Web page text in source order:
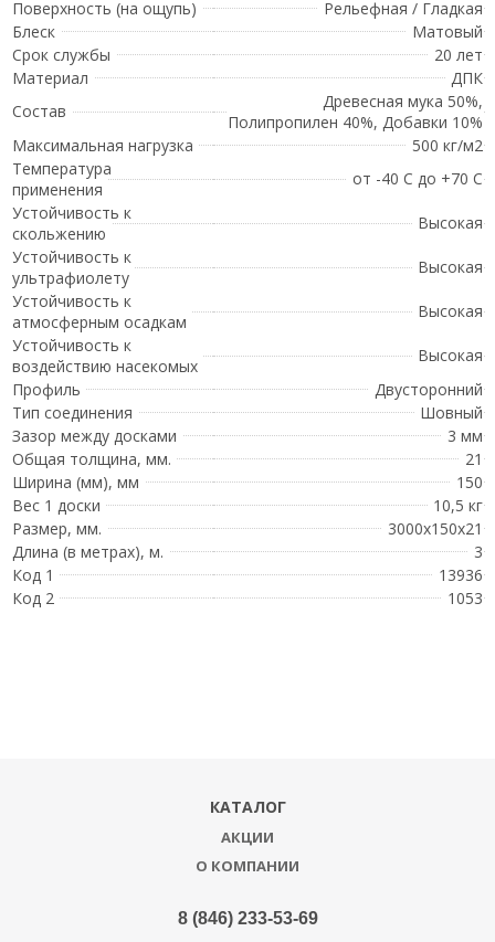
Поверхность (на ощупь)
Рельефная / Гладкая
Блеск
Матовый
Срок службы
20 лет
Материал
ДПК
Состав
Древесная мука 50%,
Полипропилен 40%, Добавки 10%
Максимальная нагрузка
500 кг/м2
Температура
применения
от -40 С до +70 С
Устойчивость к
скольжению
Высокая
Устойчивость к
ультрафиолету
Высокая
Устойчивость к
атмосферным осадкам
Высокая
Устойчивость к
воздействию насекомых
Высокая
Профиль
Двусторонний
Тип соединения
Шовный
Зазор между досками
3 мм
Общая толщина, мм.
21
Ширина (мм), мм
150
Вес 1 доски
10,5 кг
Размер, мм.
3000x150x21
Длина (в метрах), м.
3
Код 1
13936
Код 2
1053
КАТАЛОГ
АКЦИИ
О КОМПАНИИ
8 (846) 233-53-69